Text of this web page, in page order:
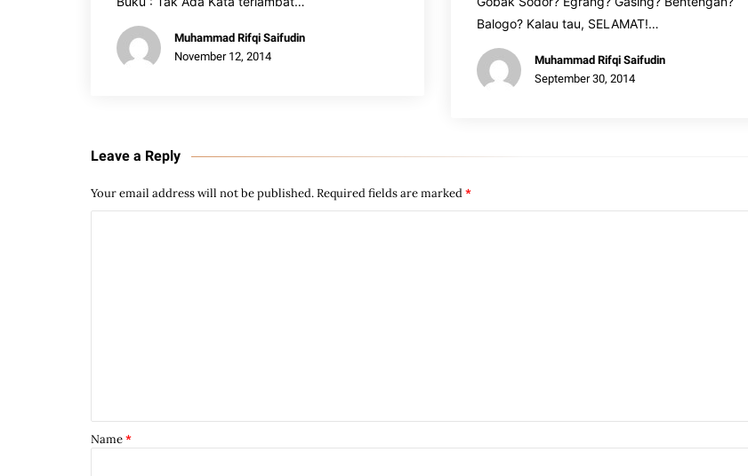
Muhammad Rifqi Saifudin
November 12, 2014
Balogo? Kalau tau, SELAMAT!…
Muhammad Rifqi Saifudin
September 30, 2014
Leave a Reply
Your email address will not be published.Required fields are marked*
Name*